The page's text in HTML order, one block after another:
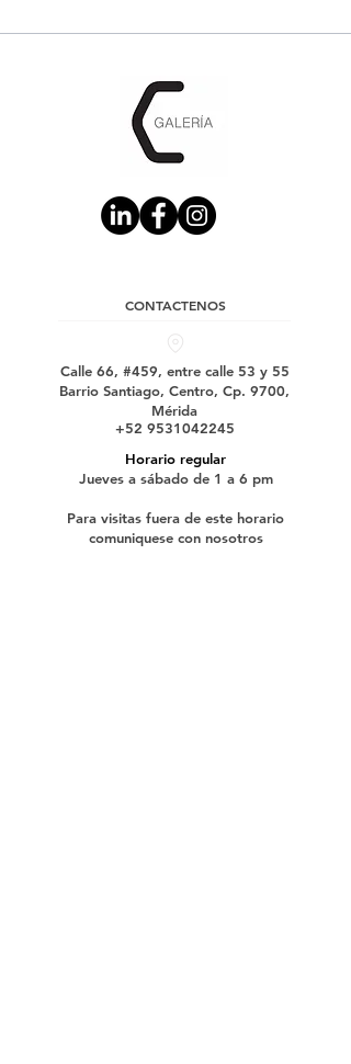
CONTACTENOS
Calle 66, #459, entre calle 53 y 55
Barrio Santiago, Centro, Cp. 9700,
Mérida
+52 9531042245
Horario regular
Jueves a sábado de 1 a 6 pm
Para visitas fuera de este horario
comuniquese con nosotros